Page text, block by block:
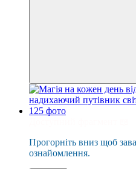
Прогорніть вниз щоб
ознайомлення.